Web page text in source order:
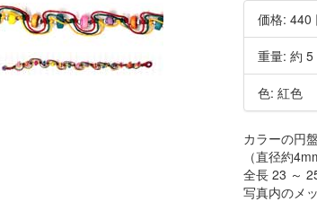
価格:440
重量: 約 5
色: 紅色
カラーの円
（直径約
全長 23 ～
写真内のメ